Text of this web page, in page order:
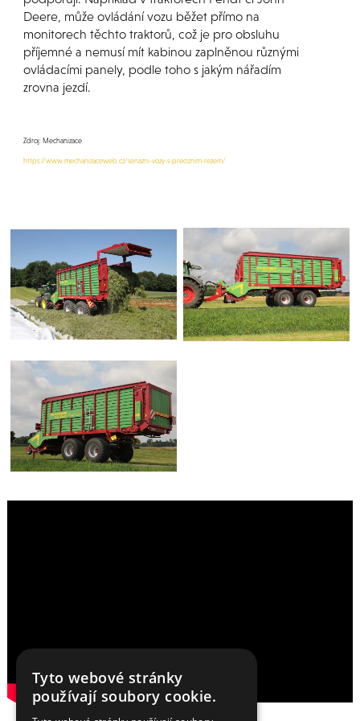
Deere, může ovládání vozu běžet přímo na
monitorech těchto traktorů, což je pro obsluhu
příjemné a nemusí mít kabinou zaplněnou různými
ovládacími panely, podle toho s jakým nářadím
zrovna jezdí.
Zdroj: Mechanizace
https://www.mechanizaceweb.cz/senazni-vozy-s-preciznim-rezem/
Tyto webové stránky
používají soubory cookie.